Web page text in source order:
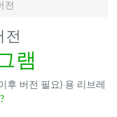
전
전
램
후 버전 필요) 용 리브레